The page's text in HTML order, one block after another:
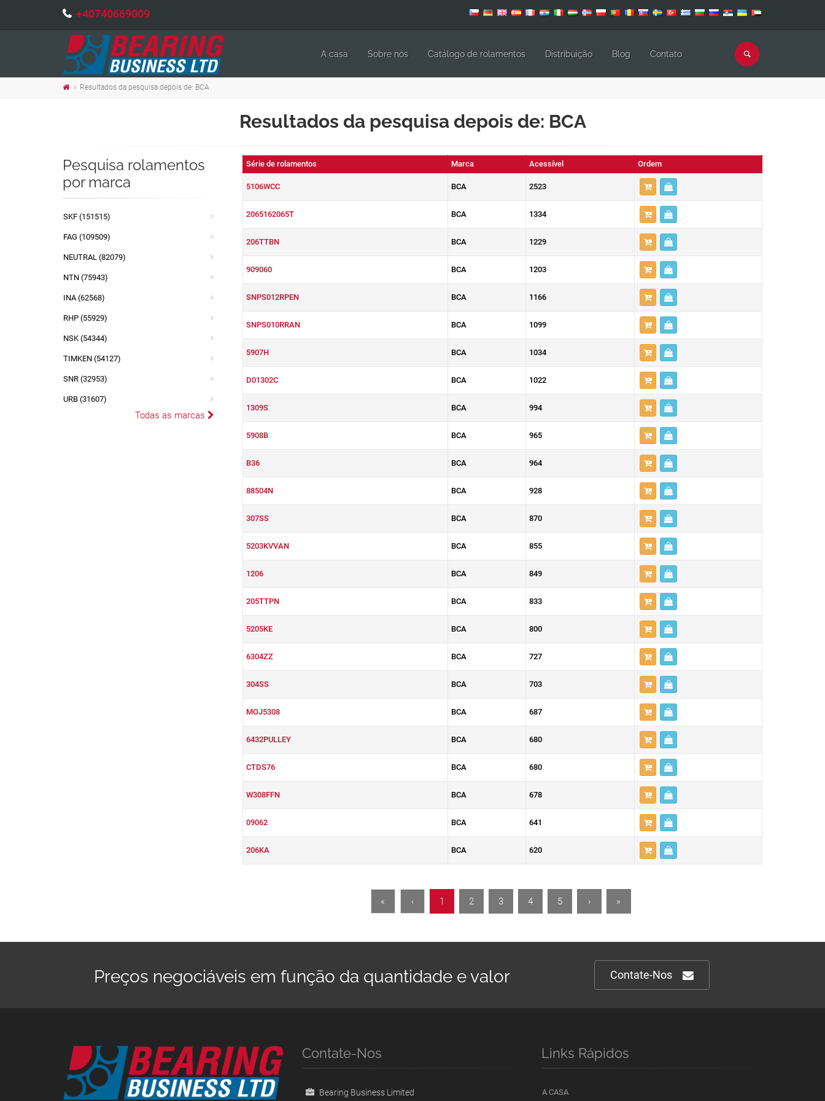
+40740669009
A casa Sobre nós Catálogo de rolamentos Distribuição Blog Contato
Resultados da pesquisa depois de: BCA
Resultados da pesquisa depois de: BCA
Série de rolamentos Marca Acessível Ordem
5106WCC BCA 2523
2065162065T BCA 1334
206TTBN BCA 1229
909060 BCA 1203
SNPS012RPEN BCA 1166
SNPS010RRAN BCA 1099
5907H BCA 1034
D01302C BCA 1022
1309S BCA 994
5908B BCA 965
B36 BCA 964
88504N BCA 928
307SS BCA 870
5203KVVAN BCA 855
1206 BCA 849
205TTPN BCA 833
5205KE BCA 800
6304ZZ BCA 727
304SS BCA 703
MOJ5308 BCA 687
6432PULLEY BCA 680
CTDS76 BCA 680
W308FFN BCA 678
09062 BCA 641
206KA BCA 620
« ‹ 1 2 3 4 5 › »
Pesquisa rolamentos
por marca
SKF (151515)
FAG (109509)
NEUTRAL (82079)
NTN (75943)
INA (62568)
RHP (55929)
NSK (54344)
TIMKEN (54127)
SNR (32953)
URB (31607)
Todas as marcas
Preços negociáveis em função da quantidade e valor Contate-Nos
Contate-Nos
Bearing Business Limited
Links Rápidos
A CASA